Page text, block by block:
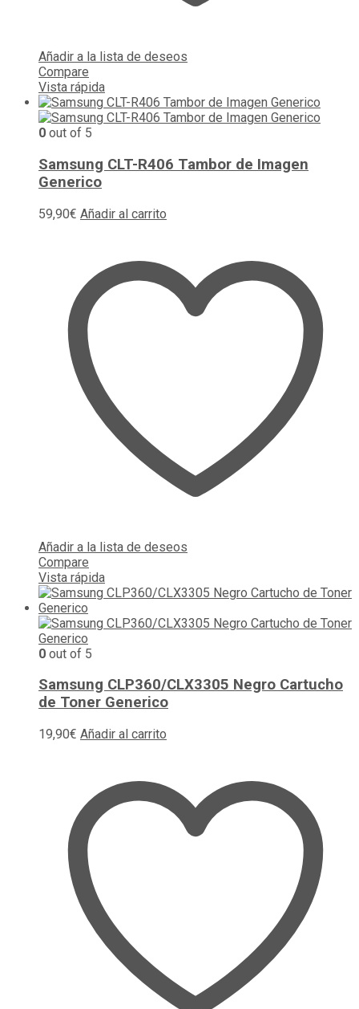
Añadir a la lista de deseos
Compare
Vista rápida
0 out of 5
Samsung CLT-R406 Tambor de Imagen
Generico
59,90€ Añadir al carrito
Añadir a la lista de deseos
Compare
Vista rápida
0 out of 5
Samsung CLP360/CLX3305 Negro Cartucho
de Toner Generico
19,90€ Añadir al carrito